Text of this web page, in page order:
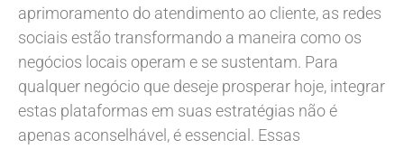
aprimoramento do atendimento ao cliente, as redes
sociais estão transformando a maneira como os
negócios locais operam e se sustentam. Para
qualquer negócio que deseje prosperar hoje, integrar
estas plataformas em suas estratégias não é
apenas aconselhável, é essencial. Essas